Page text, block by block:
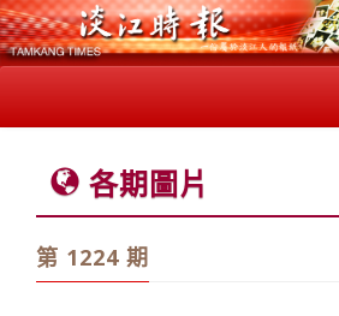
各期圖片
第 1224 期